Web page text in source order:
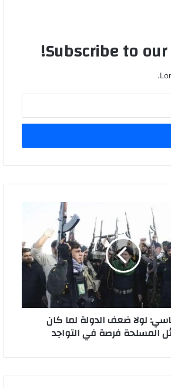
Subscribe to
لولا ضعف الدولة لما كان
المسلحة فرصة في التواجد